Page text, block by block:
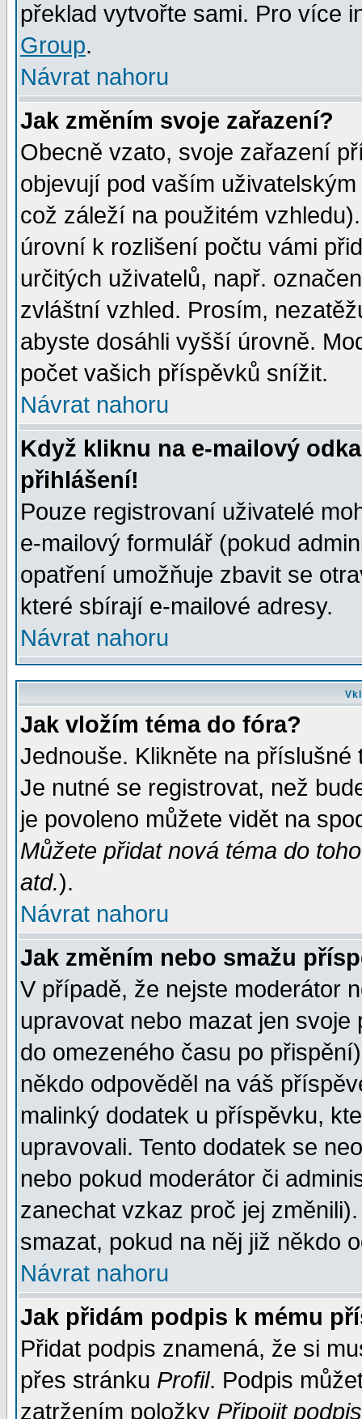
překlad vytvořte sami. Pro více
Group.
Návrat nahoru
Jak změním svoje zařazení?
Obecně vzato, svoje zařazení
objevují pod vaším
což záleží na použitém
úrovní k rozlišení počtu vámi
určitých uživatelů, např.
zvláštní vzhled. Prosím,
abyste dosáhli vyšší úrovně.
počet vašich příspěvků snížit.
Návrat nahoru
Když kliknu na e-mailový
přihlášení!
Pouze registrovaní uživatelé
e-mailový formulář (pokud
opatření umožňuje zbavit se
které sbírají e-mailové adresy.
Návrat nahoru
Jak vložím téma do fóra?
Jednouše. Klikněte na
Je nutné se registrovat, než
je povoleno můžete vidět na
Můžete přidat nová téma do
atd.).
Návrat nahoru
Jak změním nebo smažu
V případě, že nejste moderátor
upravovat nebo mazat jen
do omezeného času po
někdo odpověděl na váš
malinký dodatek u příspěvku,
upravovali. Tento dodatek se
nebo pokud moderátor či
zanechat vzkaz proč jej
smazat, pokud na něj již někdo
Návrat nahoru
Jak přidám podpis k mému
Přidat podpis znamená, že si
přes stránku Profil. Podpis
zatržením položky Připojit podpis